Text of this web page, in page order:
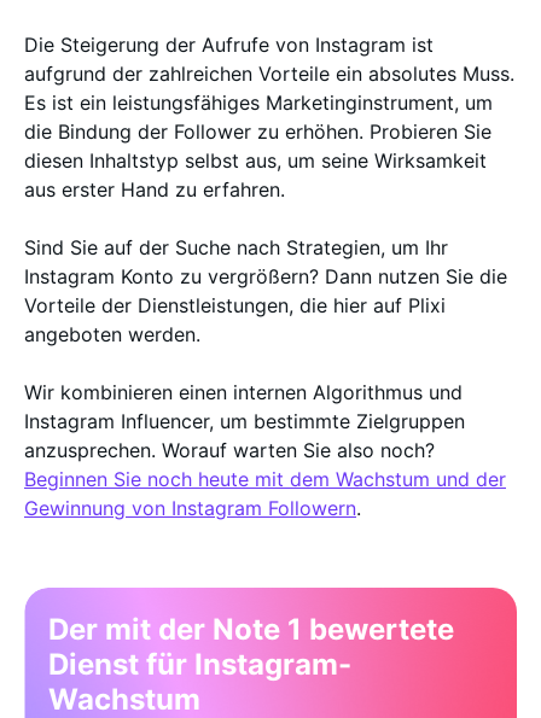
Die Steigerung der Aufrufe von Instagram ist
aufgrund der zahlreichen Vorteile ein absolutes Muss.
Es ist ein leistungsfähiges Marketinginstrument, um
die Bindung der Follower zu erhöhen. Probieren Sie
diesen Inhaltstyp selbst aus, um seine Wirksamkeit
aus erster Hand zu erfahren.
Sind Sie auf der Suche nach Strategien, um Ihr
Instagram Konto zu vergrößern? Dann nutzen Sie die
Vorteile der Dienstleistungen, die hier auf Plixi
angeboten werden.
Wir kombinieren einen internen Algorithmus und
Instagram Influencer, um bestimmte Zielgruppen
anzusprechen. Worauf warten Sie also noch?
Beginnen Sie noch heute mit dem Wachstum und der
Gewinnung von Instagram Followern.
Der mit der Note 1 bewertete
Dienst für Instagram-
Wachstum